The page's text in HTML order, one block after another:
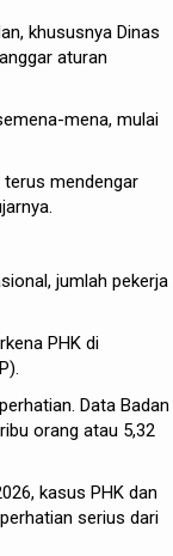
khususnya Dinas
aturan
mena, mulai
terus mendengar
jumlah pekerja
PHK di
Data Badan
orang atau 5,32
kasus PHK dan
serius dari